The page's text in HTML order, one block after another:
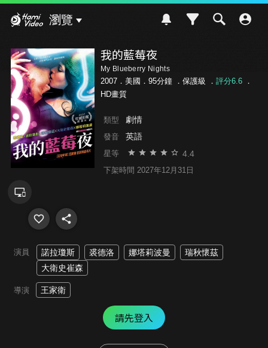
瀏覽
我的藍莓夜
My Blueberry Nights
2007．美國．95分鐘 ． 保護級 ． 評分6.6．
HD畫質
類型 劇情
發音 英語
星等 4.4
下架時間 2027年12月31日
演員 諾拉瓊斯 裘德洛 娜塔莉波曼
瑞秋懷茲
大衛史崔森
導演 王家衛
請先登入